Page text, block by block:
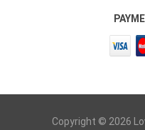
Copyright © 2026